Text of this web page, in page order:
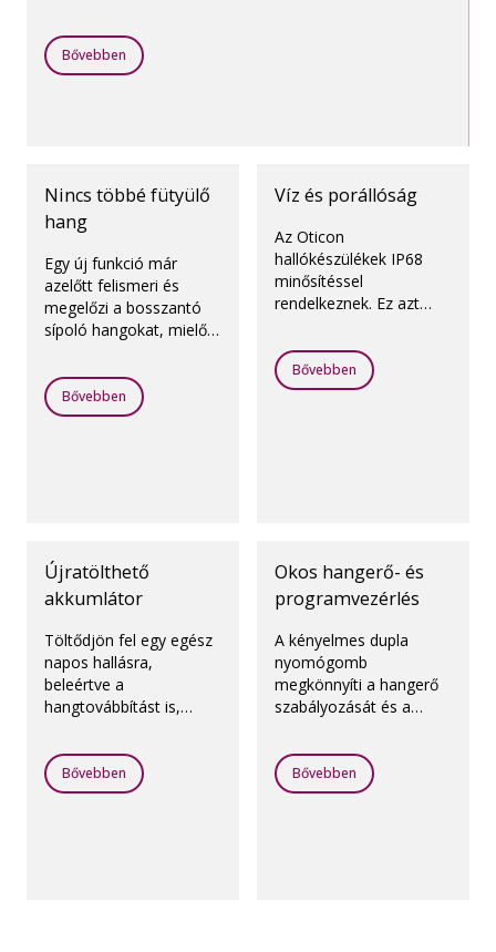
technológia mindezt lehetővé teszi.
Bővebben
Nincs többé fütyülő
hang
Egy új funkció már
azelőtt felismeri és
megelőzi a bosszantó
sípoló hangokat, mielőtt
létrejönnének.
Bővebben
Víz és porállóság
Az Oticon
hallókészülékek IP68
minősítéssel
rendelkeznek. Ez azt
a nedvességnek és a
pornak.
Bővebben
Újratölthető
akkumlátor
Töltődjön fel egy egész
napos hallásra,
beleértve a
hangtovábbítást is,
*Az újratölthető
akkumulátor várható
Bővebben
Okos hangerő- és
programvezérlés
A kényelmes dupla
nyomógomb
megkönnyíti a hangerő
szabályozását és a
Bővebben